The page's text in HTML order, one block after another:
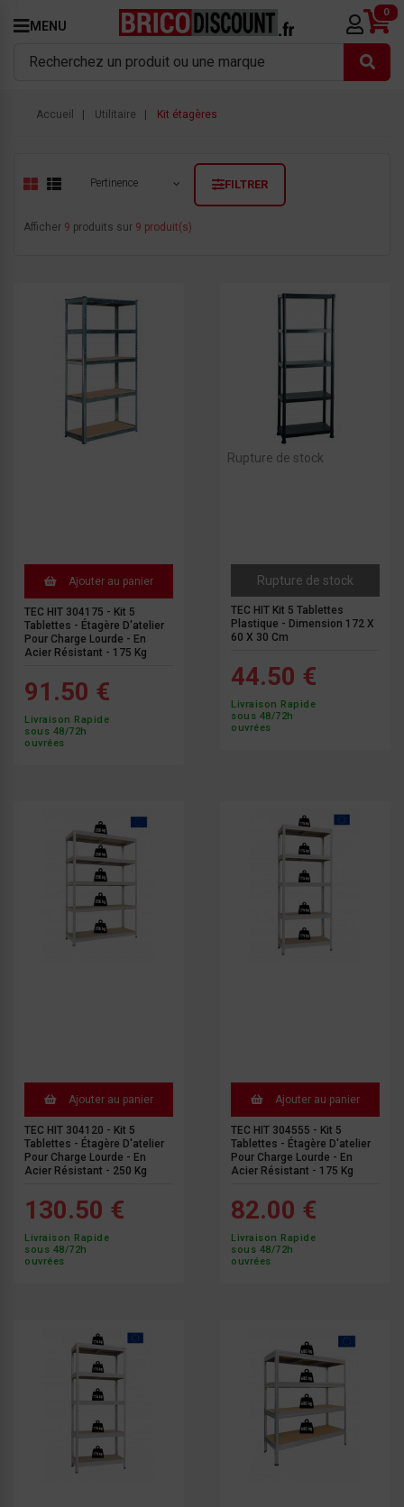
MENU
0
Accueil Utilitaire Kit étagères
Pertinence FILTRER
Afficher 9 produits sur 9 produit(s)
Ajouter au panier
TEC HIT 304175 - Kit 5
Tablettes - Étagère D'atelier
Pour Charge Lourde - En
Acier Résistant - 175 Kg
91.50 €
Livraison Rapide
sous 48/72h
ouvrées
Rupture de stock
Rupture de stock
TEC HIT Kit 5 Tablettes
Plastique - Dimension 172 X
60 X 30 Cm
44.50 €
Livraison Rapide
sous 48/72h
ouvrées
Ajouter au panier
TEC HIT 304120 - Kit 5
Tablettes - Étagère D'atelier
Pour Charge Lourde - En
Acier Résistant - 250 Kg
130.50 €
Livraison Rapide
sous 48/72h
ouvrées
Ajouter au panier
TEC HIT 304555 - Kit 5
Tablettes - Étagère D'atelier
Pour Charge Lourde - En
Acier Résistant - 175 Kg
82.00 €
Livraison Rapide
sous 48/72h
ouvrées